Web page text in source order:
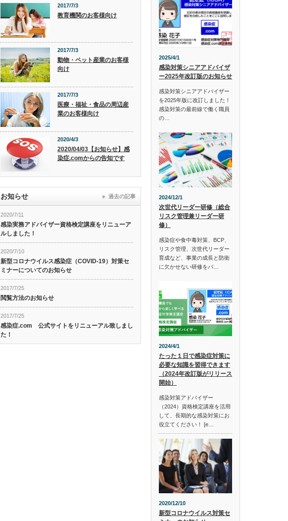
2017/7/3
教育機関のお客様向け
2017/7/3
動物・ペット産業のお客様
向け
2017/7/3
医療・福祉・食品の周辺産
業のお客様向け
2020/4/3
2020/04/03【お知らせ】感
染症.comからの告知です
お知らせ
2020/7/11
感染実務アドバイザー資格検定講座をリニューア
ルしました！
2020/7/10
新型コロナウイルス感染症（COVID-19）対策セ
ミナーについてのお知らせ
2017/7/25
閲覧方法のお知らせ
2017/7/25
感染症.com 公式サイトをリニューアル致しまし
た！
過去の記事
2025/4/1
感染対策シニアアドバイザ
ー2025年改訂版のお知らせ
感染対策シニアアドバイザー
を2025年版に改訂しました！
感染対策の最前線で働く職員
の…
2024/12/1
次世代リーダー研修（総合
リスク管理兼リーダー研
修）
感染症や食中毒対策、BCP、
リスク管理、次世代リーダー
育成など、事業の成長と防衛
に欠かせない研修をパ…
2024/4/1
たった１日で感染症対策に
必要な知識を習得できます
（2024年改訂版がリリース
開始）
感染対策アドバイザー
（2024）資格検定講座を活用
して、長期的な感染対策にお
役立てください！ [e…
2020/12/10
新型コロナウイルス対策セ